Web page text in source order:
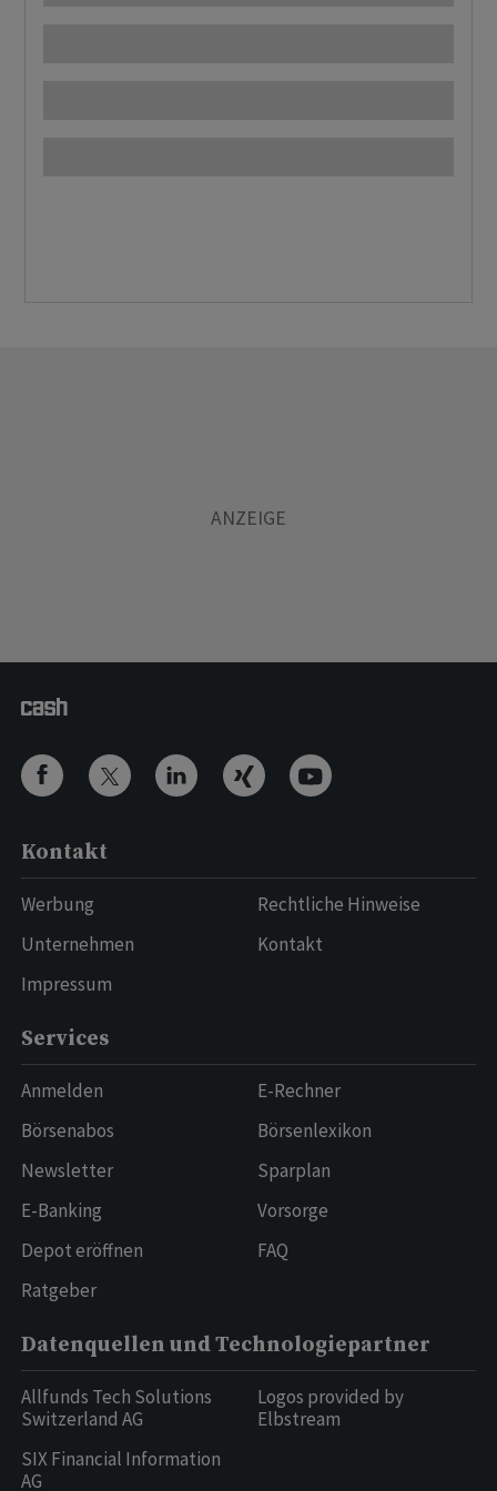
Kontakt
Werbung
Unternehmen
Impressum
Rechtliche Hinweise
Kontakt
Services
Anmelden
Börsenabos
Newsletter
E-Banking
Depot eröffnen
Ratgeber
E-Rechner
Börsenlexikon
Sparplan
Vorsorge
FAQ
Datenquellen und Technologiepartner
Allfunds Tech Solutions
Switzerland AG
SIX Financial Information
AG
Logos provided by
Elbstream